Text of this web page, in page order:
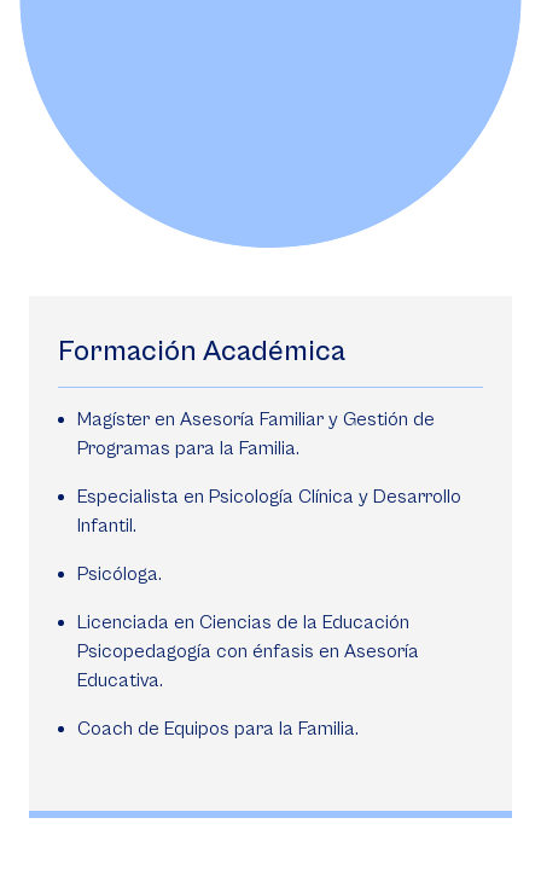
Formación Académica
Magíster en Asesoría Familiar y Gestión de
Programas para la Familia.
Especialista en Psicología Clínica y Desarrollo
Infantil.
Psicóloga.
Licenciada en Ciencias de la Educación
Psicopedagogía con énfasis en Asesoría
Educativa.
Coach de Equipos para la Familia.